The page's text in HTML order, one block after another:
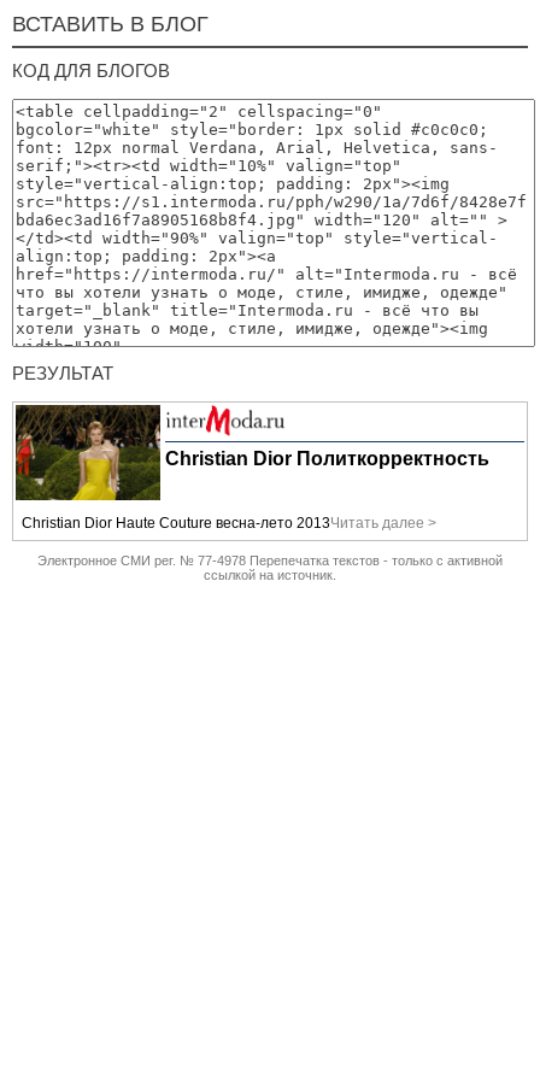
ВСТАВИТЬ В БЛОГ
КОД ДЛЯ БЛОГОВ
РЕЗУЛЬТАТ
Christian Dior Политкорректность
Christian Dior Haute Couture весна-лето 2013Читать далее >
Электронное СМИ рег. № 77-4978 Перепечатка текстов - только с активной
ссылкой на источник.